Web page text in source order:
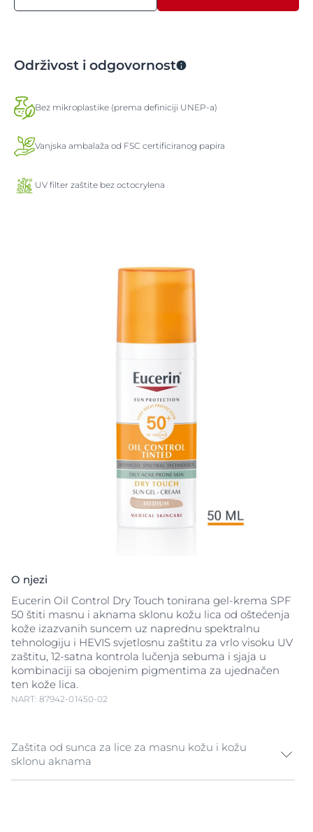
Održivost i odgovornost
Bez mikroplastike (prema definiciji UNEP-a)
Vanjska ambalaža od FSC certificiranog papira
UV filter zaštite bez octocrylena
O njezi
Eucerin Oil Control Dry Touch tonirana gel-krema SPF
50 štiti masnu i aknama sklonu kožu lica od oštećenja
kože izazvanih suncem uz naprednu spektralnu
tehnologiju i HEVIS svjetlosnu zaštitu za vrlo visoku UV
zaštitu, 12-satna kontrola lučenja sebuma i sjaja u
kombinaciji sa obojenim pigmentima za ujednačen
ten kože lica.
NART: 87942-01450-02
Zaštita od sunca za lice za masnu kožu i kožu
sklonu aknama